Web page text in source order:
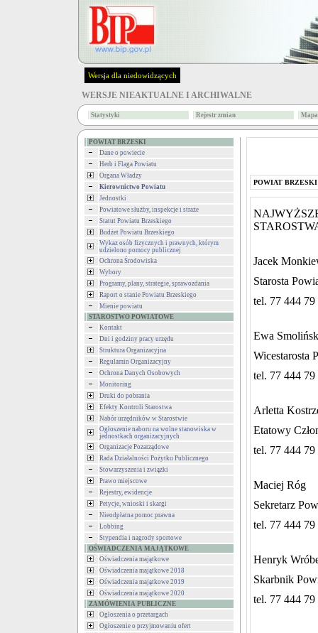
Wersja dla niedowidzących
WERSJE NIEAKTUALNE I ARCHIWALNE
Statystyki Rejestr zmian
POWIAT BRZESKI
Dane o powiecie
Herb i Flaga Powiatu
Organa Władzy
Kierownictwo Powiatu
Jednostki
Powiatowe służby, inspekcje i straże
Statut Powiatu Brzeskiego
Budżet Powiatu Brzeskiego
Wykaz osób fizycznych i prawnych, którym
udzielono pomocy publicznej
Ochrona Środowiska
Wybory
Programy, plany, strategie, sprawozdania
Raport o stanie Powiatu Brzeskiego
Mienie powiatu
STAROSTWO POWIATOWE
Kontakt
Dni i godziny pracy urzędu
Struktura Organizacyjna
Regulamin Organizacyjny
Ochrona Danych Osobowych
Monitoring
Druki do pobrania
Efekty Kontroli Starostwa
Nabór urzędników w Starostwie
Ogłoszenie naboru na wolne stanowiska w
jednostkach organizacyjnych
Organizacje Pozarządowe
Rada Działalności Pożytku Publicznego
Stowarzyszenia i związki
Prawo miejscowe
Rejestry, ewidencje
Petycje, wnioski i skargi
Nieodpłatna pomoc prawna
Lobbing
Stypendia i nagrody sportowe
OŚWIADCZENIA MAJĄTKOWE
Oświadczenia majątkowe
Oświadczenia majątkowe 2018
Oświadczenia majątkowe 2019
Oświadczenia majątkowe 2020
ZAMÓWIENIA PUBLICZNE
Ogłoszenia o przetargach
Ogłoszenie o przyjmowaniu ofert
POWIAT BRZESKI
Jacek
Starosta
tel. 77 444 79
Ewa
Wicestarosta
tel. 77 444 79
Arletta
Etatowy
tel. 77 444 79
Maciej Róg
Sekretarz
tel. 77 444 79
Henryk
Skarbnik
tel. 77 444 79